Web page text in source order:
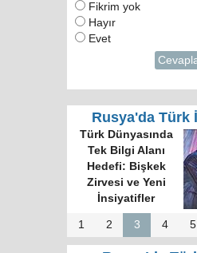
Fikrim yok
Hayır
Evet
Rusya'da Türk
Türk Dünyasında
Tek Bilgi Alanı
Hedefi: Bişkek
Zirvesi ve Yeni
İnsiyatifler
1 2 3 4 5